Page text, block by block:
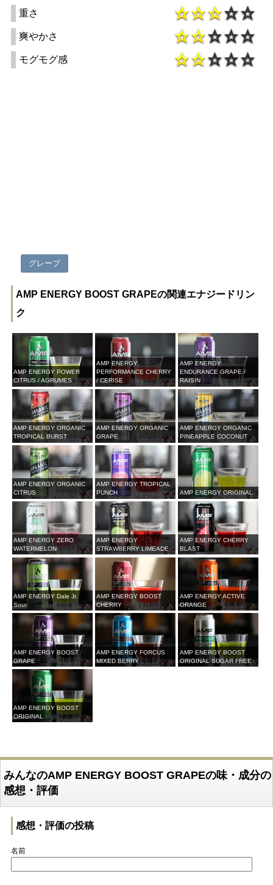
重さ
爽やかさ
モグモグ感
グレープ
AMP ENERGY BOOST GRAPEの関連エナジードリン
ク
AMP ENERGY POWER
CITRUS / AGRUMES
AMP ENERGY
PERFORMANCE CHERRY
/ CERISE
AMP ENERGY
ENDURANCE GRAPE /
RAISIN
AMP ENERGY ORGANIC
TROPICAL BURST
AMP ENERGY ORGANIC
GRAPE
AMP ENERGY ORGANIC
PINEAPPLE COCONUT
AMP ENERGY ORGANIC
CITRUS
AMP ENERGY TROPICAL
PUNCH
AMP ENERGY ORIGINAL
AMP ENERGY ZERO
WATERMELON
AMP ENERGY
STRAWBERRY LIMEADE
AMP ENERGY CHERRY
BLAST
AMP ENERGY Dale Jr.
Sour
AMP ENERGY BOOST
CHERRY
AMP ENERGY ACTIVE
ORANGE
AMP ENERGY BOOST
GRAPE
AMP ENERGY FORCUS
MIXED BERRY
AMP ENERGY BOOST
ORIGINAL SUGAR FREE
AMP ENERGY BOOST
ORIGINAL
みんなのAMP ENERGY BOOST GRAPEの味・成分の
感想・評価
感想・評価の投稿
名前